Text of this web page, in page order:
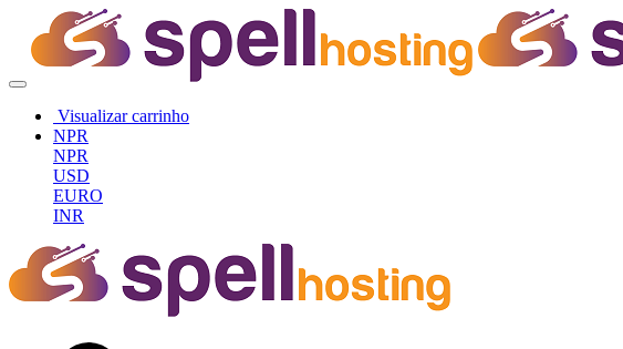
Visualizar carrinho
NPR
NPR
USD
EURO
INR